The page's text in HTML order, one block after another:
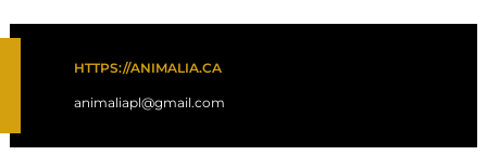
HTTPS://ANIMALIA.CA
animaliapl@gmail.com